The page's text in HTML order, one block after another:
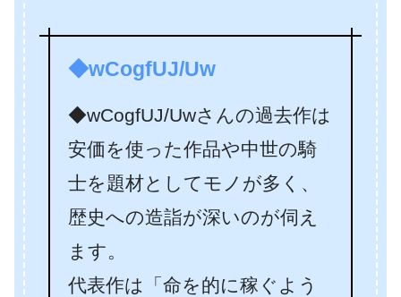
◆wCogfUJ/Uw
◆wCogfUJ/Uwさんの過去作は
安価を使った作品や中世の騎
士を題材としてモノが多く、
歴史への造詣が深いのが伺え
ます。
代表作は「命を的に稼ぐよう